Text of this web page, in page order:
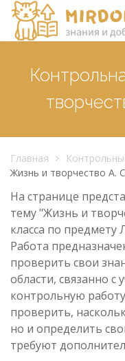
Главная
Жизнь и творчество А.
На странице
тему "Жизнь и
класса по предмету
Работа
проверить свои
области, связанно
контрольную
проверить,
но и определить
требуют